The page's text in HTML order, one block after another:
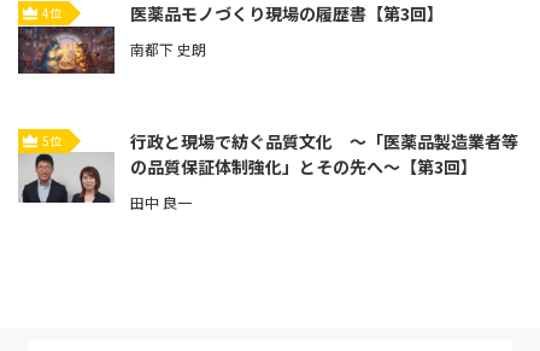
4位 医薬品モノづくり現場の履歴書【第3回】
南都下 史朗
5位
行政と現場で紡ぐ品質文化 ～「医薬品製造業者等
の品質保証体制強化」とその先へ～【第3回】
田中 良一